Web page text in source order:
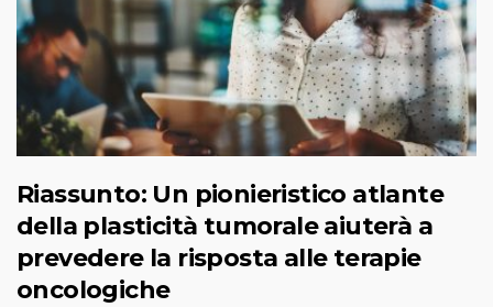
Riassunto: Un pionieristico atlante
della plasticità tumorale aiuterà a
prevedere la risposta alle terapie
oncologiche